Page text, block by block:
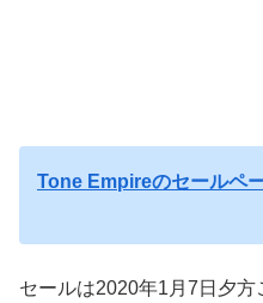
Tone Empireのセールペ
セールは2020年1月7日夕方